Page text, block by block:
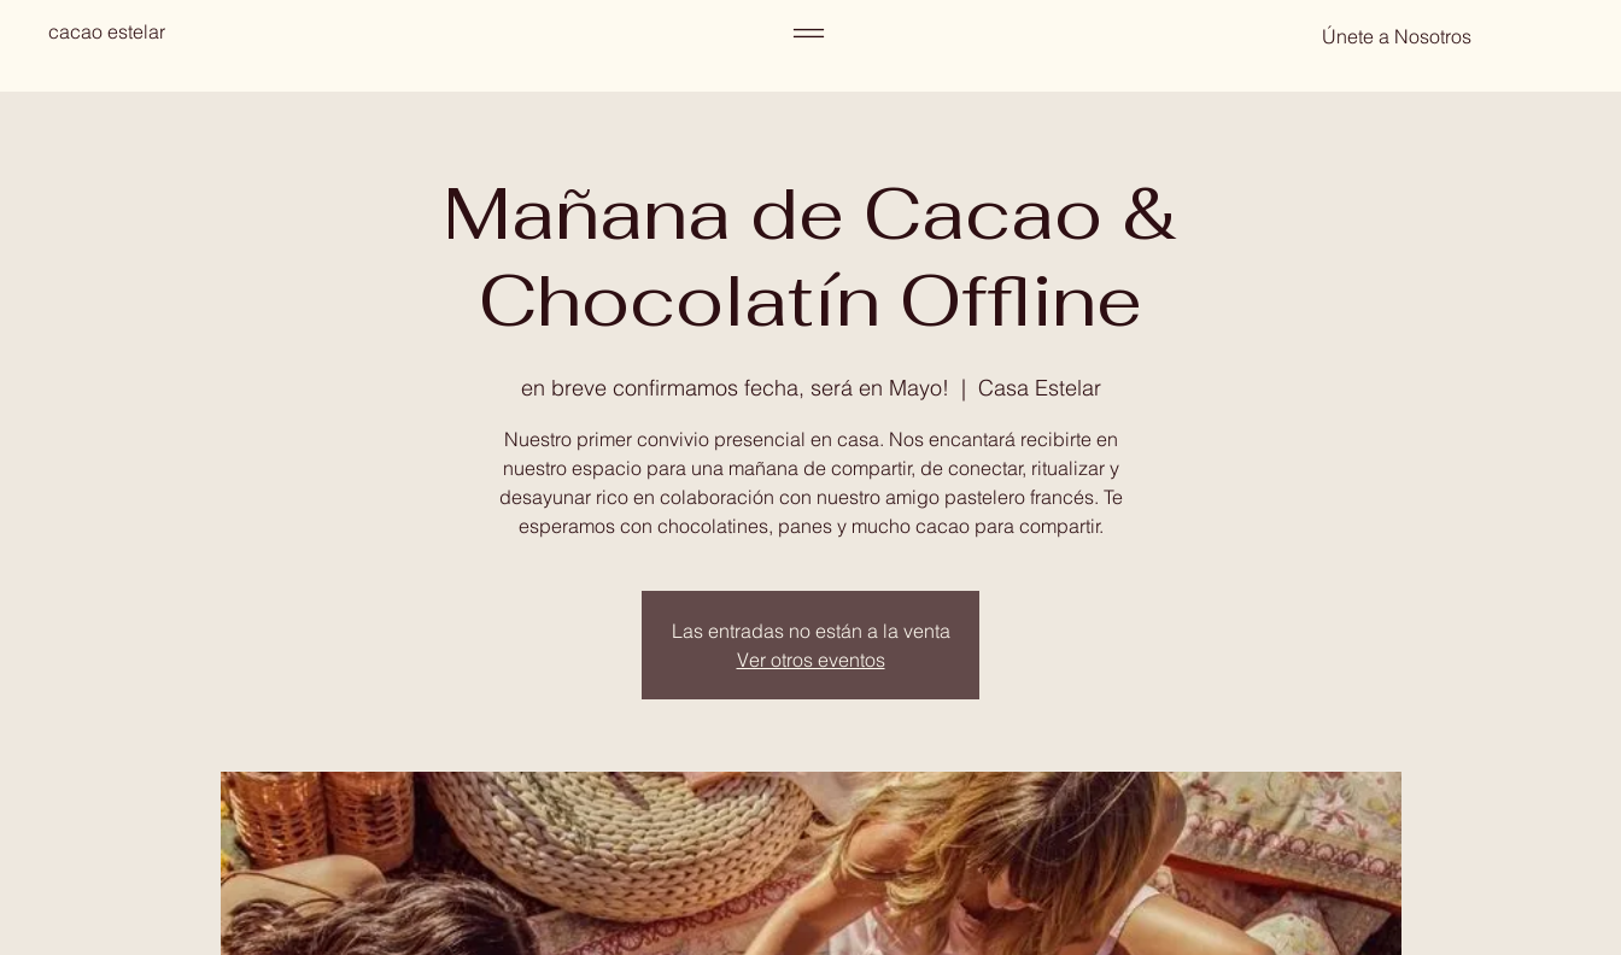
cacao estelar Únete a Nosotros
Mañana de Cacao &
Chocolatín Offline
en breve confirmamos fecha, será en Mayo!
  |
Casa Estelar
Nuestro primer convivio presencial en casa. Nos encantará recibirte en
nuestro espacio para una mañana de compartir, de conectar, ritualizar y
desayunar rico en colaboración con nuestro amigo pastelero francés. Te
esperamos con chocolatines, panes y mucho cacao para compartir.
Las entradas no están a la venta
Ver otros eventos